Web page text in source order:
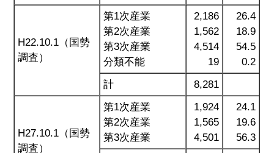
H22.10.1（国勢
調査）
第1次産業
第2次産業
第3次産業
分類不能
2,186
1,562
4,514
19
26.4
18.9
54.5
0.2
計
8,281
H27.10.1（国勢
調査）
第1次産業
第2次産業
第3次産業
1,924
1,565
4,501
24.1
19.6
56.3